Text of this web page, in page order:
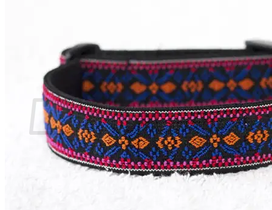
Klantenreacties
Winkelwagen
Geen producten in de winkelwagen.
Terug naar winkel